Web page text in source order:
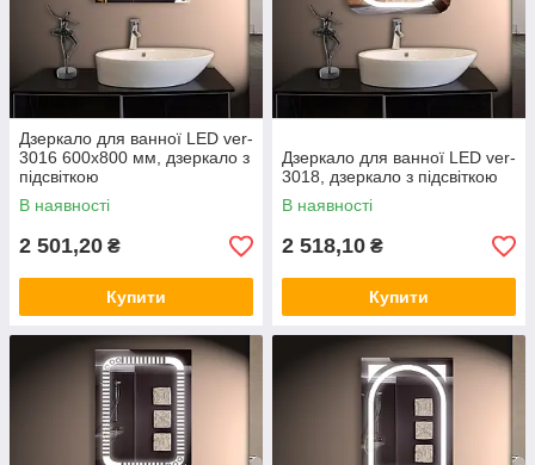
Дзеркало для ванної LED ver-
3016 600х800 мм, дзеркало з
підсвіткою
В наявності
2 501,20 ₴
Купити
Дзеркало для ванної LED ver-
3018, дзеркало з підсвіткою
В наявності
2 518,10 ₴
Купити